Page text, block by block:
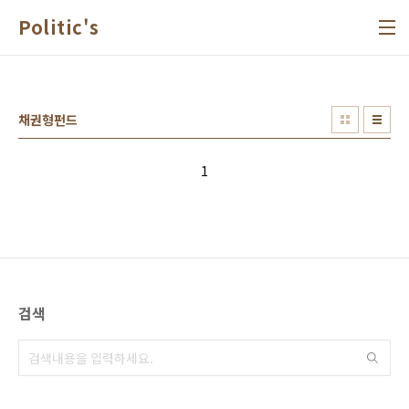
Politic's
채권형펀드
1
검색